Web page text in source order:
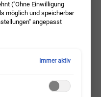
Cleansing
Up und Schmutz ✓
("Ohne Einwilligung
möglich und speicherbar
angepasst
Immer aktiv